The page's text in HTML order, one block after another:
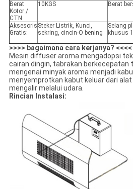
Berat
Kotor /
CTN
10KGS Berat
Aksesoris
Gratis:
Steker Listrik, Kunci,
sekring, cincin-O bening
Selang
khusus
>>>> bagaimana cara kerjanya? <<<<
Mesin diffuser aroma mengadopsi
cairan dingin, tabrakan berkecepatan
mengenai minyak aroma menjadi
menyemprotkan kabut keluar dari
mengalir melalui udara.
Rincian Instalasi: